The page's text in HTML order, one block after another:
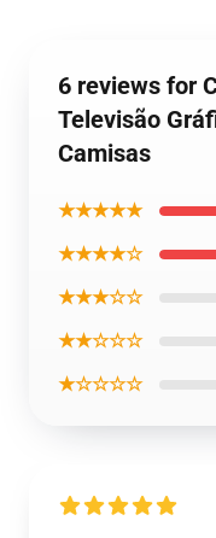
6 reviews for
Televisão
Camisas
★★★★★
★★★★☆
★★★☆☆
★★☆☆☆
★☆☆☆☆